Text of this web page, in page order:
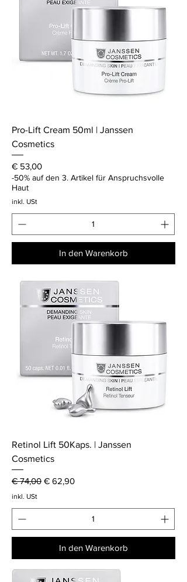
Pro-Lift Cream 50ml | Janssen
Cosmetics
Preis
€ 53,00
-50% auf den 3. Artikel für Anspruchsvolle
Haut
inkl. USt
In den Warenkorb
Retinol Lift 50Kaps. | Janssen
Cosmetics
Standardpreis
€ 74,00 Sale-Preis
€ 62,90
inkl. USt
In den Warenkorb